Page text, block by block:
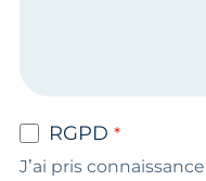
RGPD
J’ai pris